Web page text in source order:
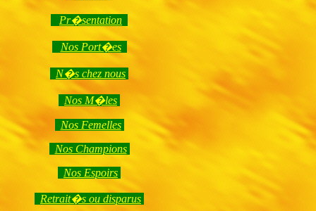
Pr�sentation
Nos Port�es
N�s chez nous
Nos M�les
Nos Femelles
Nos Champions
Nos Espoirs
Retrait�s ou disparus